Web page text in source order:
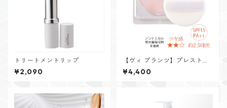
トリートメントリップ
¥2,090
【ヴィ プランツ】プレストパ
ウダークリスタル(リフィル)10
g(パフ付き)
¥4,400